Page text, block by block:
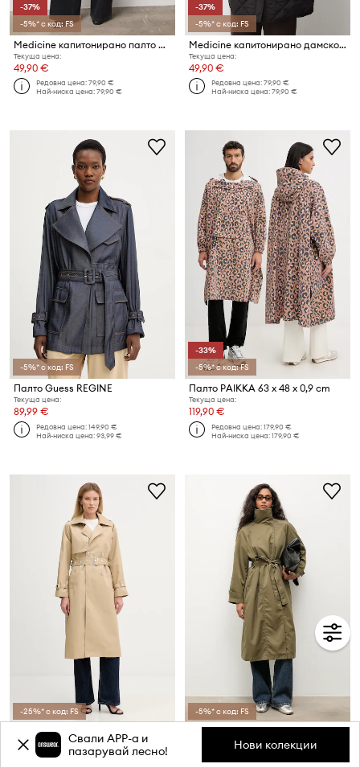
-37%
-5%* с код: FS
Medicine капитонирано палто дамско
Текуща цена:
49,90 €
Редовна цена:79,90 €
Най-ниска цена:79,90 €
-37%
-5%* с код: FS
Medicine капитонирано дамско палто
Текуща цена:
49,90 €
Редовна цена:79,90 €
Най-ниска цена:79,90 €
-5%* с код: FS
Палто Guess REGINE
Текуща цена:
89,99 €
Редовна цена:149,90 €
Най-ниска цена:93,99 €
-33%
-5%* с код: FS
Палто PAIKKA 63 x 48 x 0,9 cm
Текуща цена:
119,90 €
Редовна цена:179,90 €
Най-ниска цена:179,90 €
-25%* с код: FS
Палто Dkny
299,90 €
-5%* с код: FS
Текуща цена:
Свали APP-a и
пазарувай лесно!
Нови колекции